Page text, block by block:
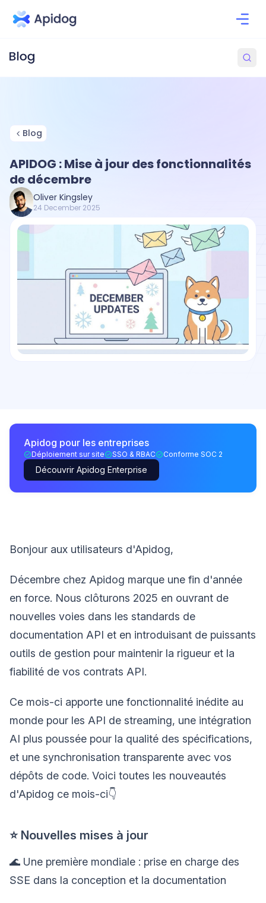
Blog
APIDOG : Mise à jour des fonctionnalités
de décembre
Oliver Kingsley
24 December 2025
Apidog pour les entreprises
Déploiement sur site SSO & RBAC Conforme SOC 2
Découvrir Apidog Enterprise
Bonjour aux utilisateurs d'Apidog,
Décembre chez Apidog marque une fin d'année
en force. Nous clôturons 2025 en ouvrant de
nouvelles voies dans les standards de
documentation API et en introduisant de puissants
outils de gestion pour maintenir la rigueur et la
fiabilité de vos contrats API.
Ce mois-ci apporte une fonctionnalité inédite au
monde pour les API de streaming, une intégration
AI plus poussée pour la qualité des spécifications,
et une synchronisation transparente avec vos
dépôts de code. Voici toutes les nouveautés
d'Apidog ce mois-ci👇
⭐ Nouvelles mises à jour
🌊 Une première mondiale : prise en charge des
SSE dans la conception et la documentation